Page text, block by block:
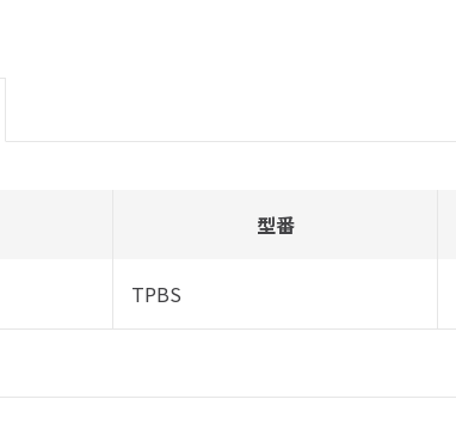
型番
TPBS